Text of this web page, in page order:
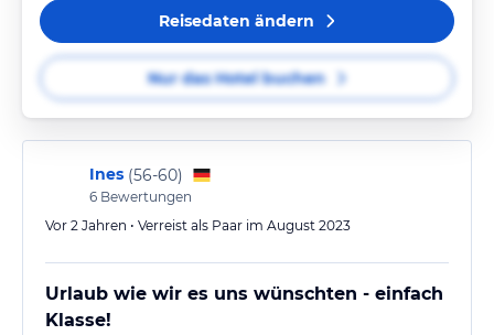
Reisedaten ändern
Nur das Hotel buchen
Ines (56-60)
6 Bewertungen
Vor 2 Jahren • Verreist als Paar im August 2023
Urlaub wie wir es uns wünschten - einfach
Klasse!